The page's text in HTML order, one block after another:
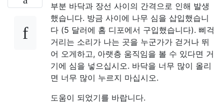
부분 바닥과 장선 사이의 간격으로 인해 발생
했습니다. 방금 사이에 나무 심을 삽입했습니
다 (5 달러에 홈 디포에서 구입했습니다). 삐걱
거리는 소리가 나는 곳을 누군가가 걷거나 뛰
어 오게하고, 아랫층 움직임을 볼 수 있다면 거
기에 심을 넣으십시오. 바닥을 너무 많이 올리
면 너무 많이 누르지 마십시오.
도움이 되었기를 바랍니다.